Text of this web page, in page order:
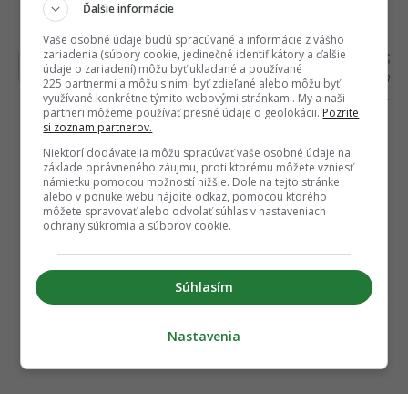
Čítajte viac z kategórie:
Ďakujeme, že čítaš Fontech. V prípade, že máš
postreh alebo si našiel v článku chybu, napíš nám
naredakcia@fontech.sk .
Ďalšie informácie
Vaše osobné údaje budú spracúvané a informácie z vášho
zariadenia (súbory cookie, jedinečné identifikátory a ďalšie
údaje o zariadení) môžu byť ukladané a používané
225 partnermi a môžu s nimi byť zdieľané alebo môžu byť
využívané konkrétne týmito webovými stránkami. My a naši
partneri môžeme používať presné údaje o geolokácii. Pozrite
si zoznam partnerov.
Niektorí dodávatelia môžu spracúvať vaše osobné údaje na
základe oprávneného záujmu, proti ktorému môžete vzniesť
námietku pomocou možností nižšie. Dole na tejto stránke
alebo v ponuke webu nájdite odkaz, pomocou ktorého
môžete spravovať alebo odvolať súhlas v nastaveniach
ochrany súkromia a súborov cookie.
Súhlasím
Nastavenia